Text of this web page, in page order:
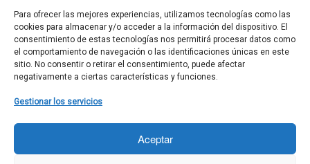
Para ofrecer las mejores experiencias, utilizamos tecnologías como las
cookies para almacenar y/o acceder a la información del dispositivo. El
consentimiento de estas tecnologías nos permitirá procesar datos como
el comportamiento de navegación o las identificaciones únicas en este
sitio. No consentir o retirar el consentimiento, puede afectar
negativamente a ciertas características y funciones.
Gestionar los servicios
Aceptar
Más información sobre las cookies
Noticias al correo
Política de cookies
Política de cookies (UE)
Política de privacidad
Ponte en contacto con nosotros
Buscar: